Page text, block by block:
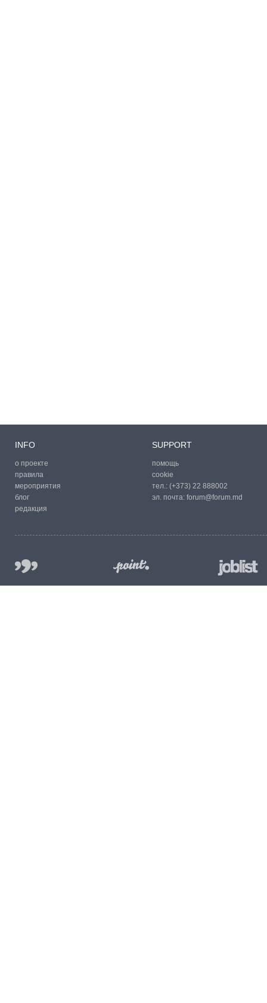
INFO
о проекте
правила
мероприятия
блог
редакция
SUPPORT
помощь
cookie
тел.: (+373) 22 888002
эл. почта: forum@forum.md